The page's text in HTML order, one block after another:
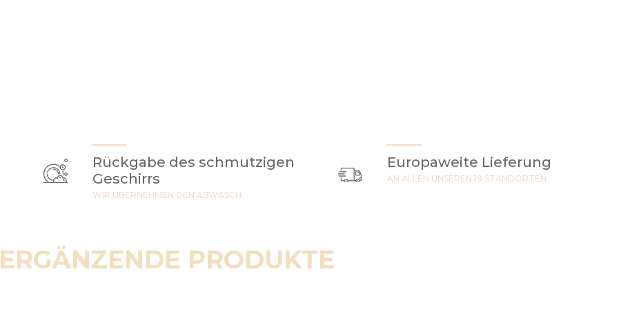
Rückgabe des schmutzigen
Geschirrs
WIR ÜBERNEHMEN DEN ABWASCH
Europaweite Lieferung
AN ALLEN UNSEREN 19 STANDORTEN
ERGÄNZENDE PRODUKTE